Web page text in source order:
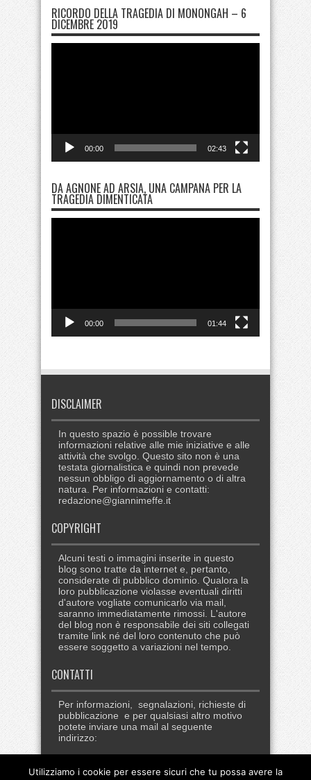
RICORDO DELLA TRAGEDIA DI MONONGAH – 6
DICEMBRE 2019
00:00 02:43
DA AGNONE AD ARSIA, UNA CAMPANA PER LA
TRAGEDIA DIMENTICATA
00:00 01:44
DISCLAIMER
In questo spazio è possible trovare
informazioni relative alle mie iniziative e alle
attività che svolgo. Questo sito non è una
testata giornalistica e quindi non prevede
nessun obbligo di aggiornamento o di altra
natura. Per informazioni e contatti:
redazione@giannimeffe.it
COPYRIGHT
Alcuni testi o immagini inserite in questo
blog sono tratte da internet e, pertanto,
considerate di pubblico dominio. Qualora la
loro pubblicazione violasse eventuali diritti
d'autore vogliate comunicarlo via mail,
saranno immediatamente rimossi. L'autore
del blog non è responsabile dei siti collegati
tramite link né del loro contenuto che può
essere soggetto a variazioni nel tempo.
CONTATTI
Per informazioni, segnalazioni, richieste di
pubblicazione e per qualsiasi altro motivo
potete inviare una mail al seguente
indirizzo:
Utilizziamo i cookie per essere sicuri che tu possa avere la